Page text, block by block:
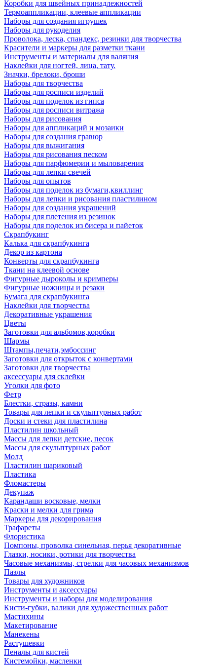
Коробки для швейных принадлежностей
Термоаппликации, клеевые аппликации
Наборы для создания игрушек
Наборы для рукоделия
Проволока, леска, спандекс, резинки для творчества
Красители и маркеры для разметки ткани
Инструменты и материалы для валяния
Наклейки для ногтей, лица, тату.
Значки, брелоки, броши
Наборы для творчества
Наборы для росписи изделий
Наборы для поделок из гипса
Наборы для росписи витража
Наборы для рисования
Наборы для аппликаций и мозаики
Наборы для создания гравюр
Наборы для выжигания
Наборы для рисования песком
Наборы для парфюмерии и мыловарения
Наборы для лепки свечей
Наборы для опытов
Наборы для поделок из бумаги,квиллинг
Наборы для лепки и рисования пластилином
Наборы для создания украшений
Наборы для плетения из резинок
Наборы для поделок из бисера и пайеток
Скрапбукинг
Калька для скрапбукинга
Декор из картона
Конверты для скрапбукинга
Ткани на клеевой основе
Фигурные дыроколы и кримперы
Фигурные ножницы и резаки
Бумага для скрапбукинга
Наклейки для творчества
Декоративные украшения
Цветы
Заготовки для альбомов,коробки
Шармы
Штампы,печати,эмбоссинг
Заготовки для открыток с конвертами
Заготовки для творчества
аксессуары для склейки
Уголки для фото
Фетр
Блестки, стразы, камни
Товары для лепки и скульптурных работ
Доски и стеки для пластилина
Пластилин школьный
Массы для лепки детские, песок
Массы для скульптурных работ
Молд
Пластилин шариковый
Пластика
Фломастеры
Декупаж
Карандаши восковые, мелки
Краски и мелки для грима
Маркеры для декорирования
Трафареты
Флористика
Помпоны, проволка синельная, перья декоративные
Глазки, носики, ротики для творчества
Часовые механизмы, стрелки для часовых механизмов
Пазлы
Товары для художников
Инструменты и аксессуары
Инструменты и наборы для моделирования
Кисти-губки, валики для художественных работ
Мастихины
Макетирование
Манекены
Растушевки
Пеналы для кистей
Кистемойки, масленки